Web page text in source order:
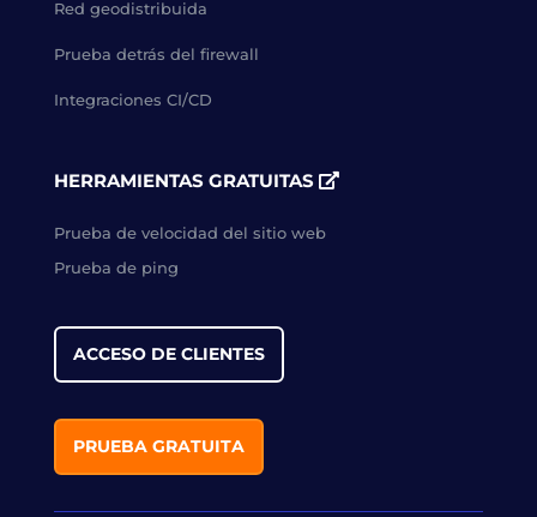
Red geodistribuida
Prueba detrás del firewall
Integraciones CI/CD
HERRAMIENTAS GRATUITAS
Prueba de velocidad del sitio web
Prueba de ping
ACCESO DE CLIENTES
PRUEBA GRATUITA